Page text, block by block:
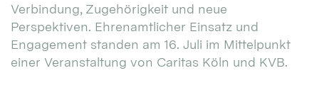
Verbindung, Zugehörigkeit und neue
Perspektiven. Ehrenamtlicher Einsatz und
Engagement standen am 16. Juli im Mittelpunkt
einer Veranstaltung von Caritas Köln und KVB.